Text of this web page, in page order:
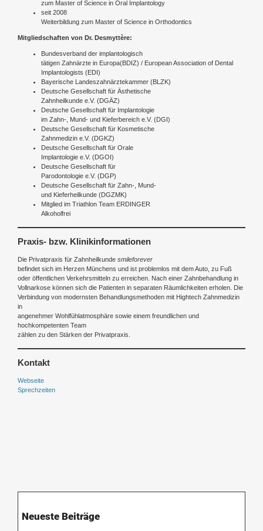
zum Master of Science in Oral Implantology
seit 2008
Weiterbildung zum Master of Science in Orthodontics
Mitgliedschaften von Dr. Desmyttère:
Bundesverband der implantologisch
tätigen Zahnärzte in Europa(BDIZ) / European Association of Dental
Implantologists (EDI)
Bayerische Landeszahnärztekammer (BLZK)
Deutsche Gesellschaft für Ästhetische
Zahnheilkunde e.V. (DGÄZ)
Deutsche Gesellschaft für Implantologie
im Zahn-, Mund- und Kieferbereich e.V. (DGI)
Deutsche Gesellschaft für Kosmetische
Zahnmedizin e.V. (DGKZ)
Deutsche Gesellschaft für Orale
Implantologie e.V. (DGOI)
Deutsche Gesellschaft für
Parodontologie e.V. (DGP)
Deutsche Gesellschaft für Zahn-, Mund-
und Kieferheilkunde (DGZMK)
Mitglied im Triathlon Team ERDINGER
Alkoholfrei
Praxis- bzw. Klinikinformationen
Die Privatpraxis für Zahnheilkunde smileforever
befindet sich im Herzen Münchens und ist problemlos mit dem Auto, zu Fuß
oder öffentlichen Verkehrsmitteln zu erreichen. Nach einer Zahnbehandlung in
Vollnarkose können sich die Patienten in separaten Räumlichkeiten erholen. Die
Verbindung von modernsten Behandlungsmethoden mit Hightech Zahnmedizin
in
angenehmer Wohlfühlatmosphäre sowie einem freundlichen und
hochkompetenten Team
zählen zu den Stärken der Privatpraxis.
Kontakt
Webseite
Sprechzeiten
Neueste Beiträge